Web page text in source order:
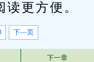
更方便。
下—页
下一章